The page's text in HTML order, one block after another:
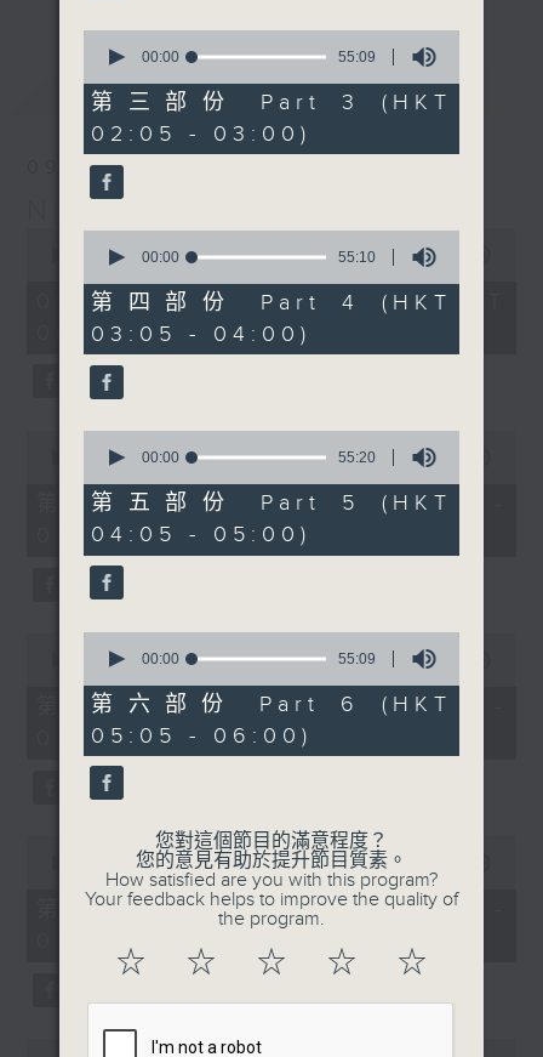
When you are alone and sleepless,
please remember good music is
always there on Radio 4.
「長夜細聽」節目當然少不了氣質優雅的作
品，每晚亦會精選一些中國音樂送上。週五和
如果哪天你不能入睡，別忘了第四台這裡總有
值得細聽的音樂。
最新 LATEST
09/08/2026
Night Music 長夜細聽
seconds
hours,
minutes,
seconds
00:00 5:29:59
09/08/2026 - 足本 Full (HKT
00:05 - 06:00)
seconds
minutes,
seconds
00:00 55:10
第一部份 Part 1 (HKT 00:05 -
01:00)
seconds
minutes,
seconds
00:00 55:20
第二部份 Part 2 (HKT 01:05 -
02:00)
seconds
seconds
55:19
第三部份 Part 3 (HKT 02:05 -
seconds
55
minutes,
9
seconds
00:00 55:09
第三部份 Part 3 (HKT
02:05 - 03:00)
seconds
55
minutes,
10
seconds
00:00 55:10
第四部份 Part 4 (HKT
03:05 - 04:00)
seconds
55
minutes,
20
seconds
00:00 55:20
第五部份 Part 5 (HKT
04:05 - 05:00)
seconds
55
minutes,
9
seconds
00:00 55:09
第六部份 Part 6 (HKT
05:05 - 06:00)
您對這個節目的滿意程度？
您的意見有助於提升節目質素。
How satisfied are you with this program?
Your feedback helps to improve the quality of
the program.
☆ ☆ ☆ ☆ ☆